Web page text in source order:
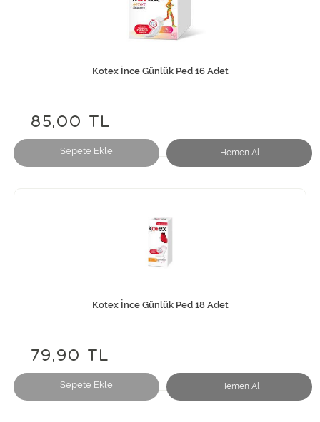
Sepete Ekle Hemen Al
Kotex İnce Günlük Ped 16 Adet
85,00 TL
Sepete Ekle Hemen Al
Kotex İnce Günlük Ped 18 Adet
79,90 TL